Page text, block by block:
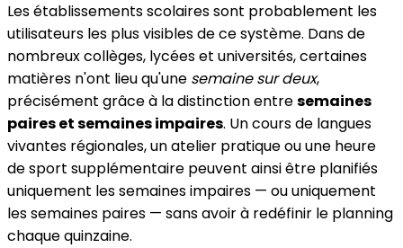
Les établissements scolaires sont probablement les
utilisateurs les plus visibles de ce système. Dans de
nombreux collèges, lycées et universités, certaines
matières n'ont lieu qu'une semaine sur deux,
précisément grâce à la distinction entresemaines
paires et semaines impaires. Un cours de langues
vivantes régionales, un atelier pratique ou une heure
de sport supplémentaire peuvent ainsi être planifiés
uniquement les semaines impaires — ou uniquement
les semaines paires — sans avoir à redéfinir le planning
chaque quinzaine.